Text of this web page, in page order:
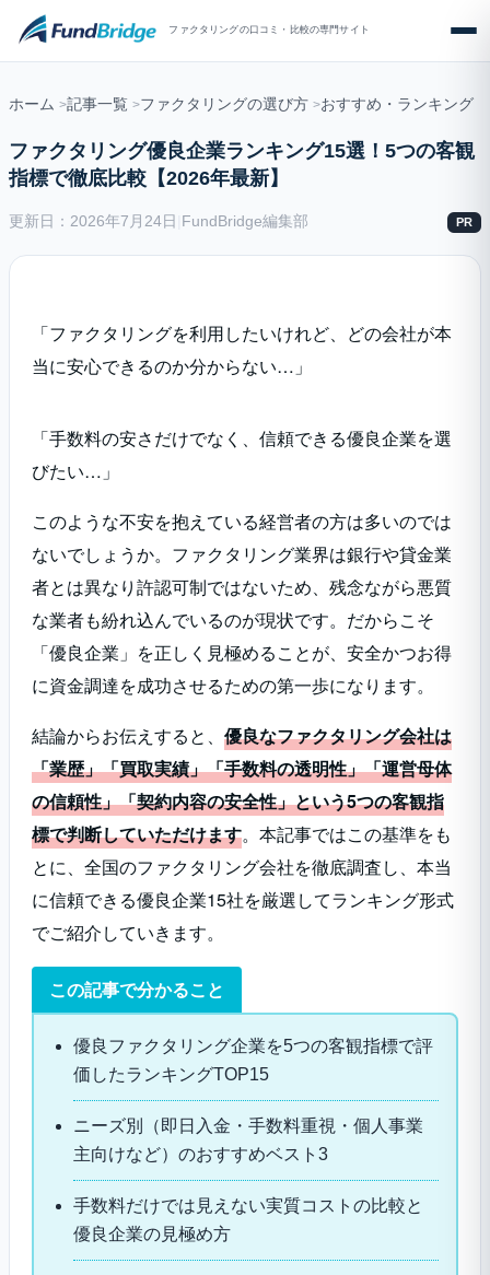
ファクタリングの口コミ・比較の専門サイト
ホーム 記事一覧 ファクタリングの選び方 おすすめ・ランキング
ファクタリング優良企業ランキング15選！5つの客観
指標で徹底比較【2026年最新】
更新日：2026年7月24日 FundBridge編集部 PR
「ファクタリングを利用したいけれど、どの会社が本
当に安心できるのか分からない…」
「手数料の安さだけでなく、信頼できる優良企業を選
びたい…」
このような不安を抱えている経営者の方は多いのでは
ないでしょうか。ファクタリング業界は銀行や貸金業
者とは異なり許認可制ではないため、残念ながら悪質
な業者も紛れ込んでいるのが現状です。だからこそ
「優良企業」を正しく見極めることが、安全かつお得
に資金調達を成功させるための第一歩になります。
結論からお伝えすると、 優良なファクタリング会社は
「業歴」「買取実績」「手数料の透明性」「運営母体
の信頼性」「契約内容の安全性」という5つの客観指
標で判断していただけます。本記事ではこの基準をも
とに、全国のファクタリング会社を徹底調査し、本当
に信頼できる優良企業15社を厳選してランキング形式
でご紹介していきます。
この記事で分かること
優良ファクタリング企業を5つの客観指標で評
価したランキングTOP15
ニーズ別（即日入金・手数料重視・個人事業
主向けなど）のおすすめベスト3
手数料だけでは見えない実質コストの比較と
優良企業の見極め方